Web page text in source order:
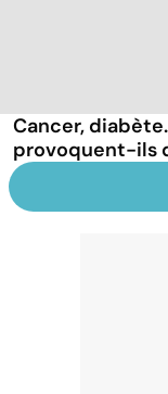
Cancer,
provoquent-ils